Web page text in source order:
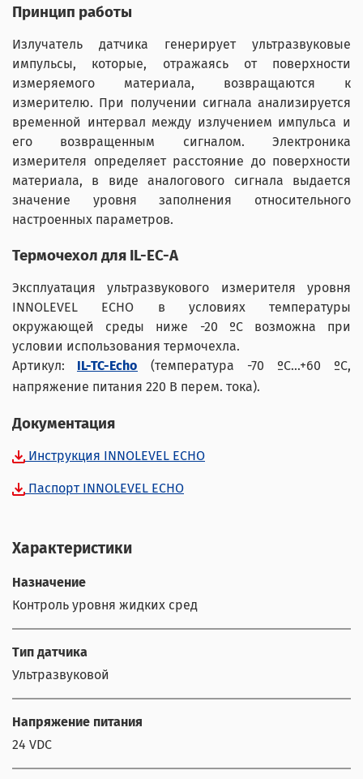
Принцип работы
Излучатель датчика генерирует ультразвуковые
импульсы, которые, отражаясь от поверхности
измеряемого материала, возвращаются к
измерителю. При получении сигнала анализируется
временной интервал между излучением импульса и
его возвращенным сигналом. Электроника
измерителя определяет расстояние до поверхности
материала, в виде аналогового сигнала выдается
значение уровня заполнения относительного
настроенных параметров.
Термочехол для IL-EC-A
Эксплуатация ультразвукового измерителя уровня
INNOLEVEL ECHO в условиях температуры
окружающей среды ниже -20 ºС возможна при
условии использования термочехла.
Артикул: IL-TC-Echo (температура -70 ºС...+60 ºС,
напряжение питания 220 В перем. тока).
Документация
Инструкция INNOLEVEL ECHO
Паспорт INNOLEVEL ECHO
Характеристики
Назначение
Контроль уровня жидких сред
Тип датчика
Ультразвуковой
Напряжение питания
24 VDC